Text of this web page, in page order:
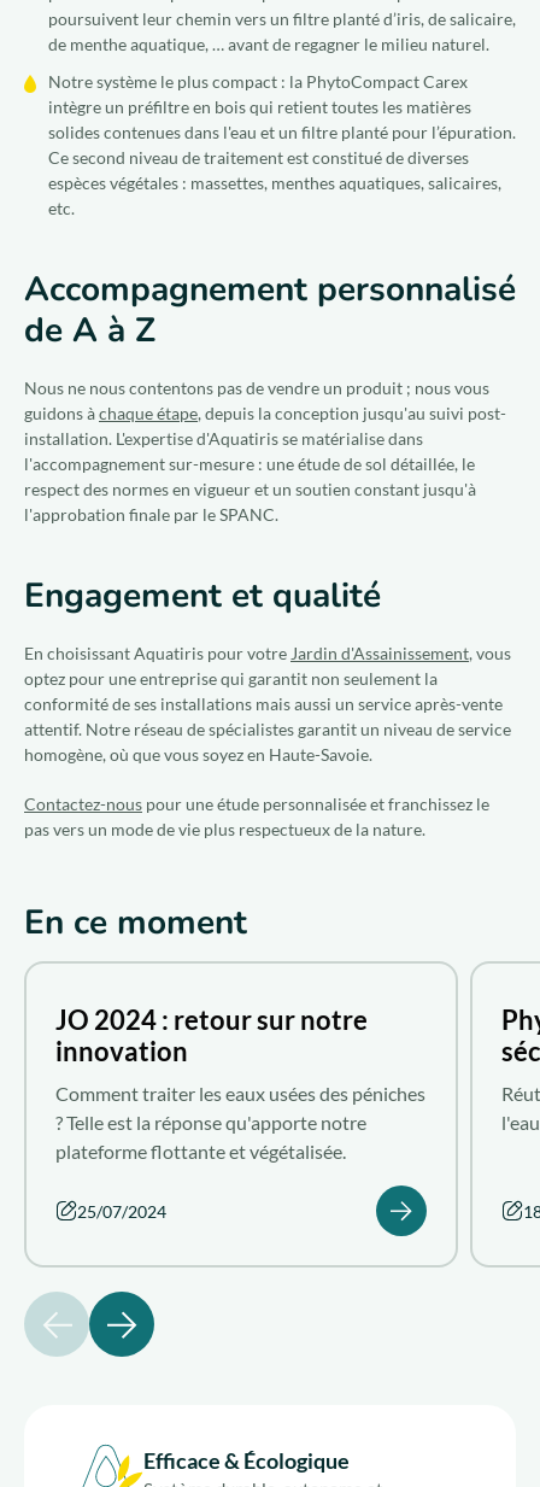
poursuivent leur chemin vers un filtre planté d’iris, de salicaire,
de menthe aquatique, … avant de regagner le milieu naturel.
Notre système le plus compact : la PhytoCompact Carex
intègre un préfiltre en bois qui retient toutes les matières
solides contenues dans l'eau et un filtre planté pour l’épuration.
Ce second niveau de traitement est constitué de diverses
espèces végétales : massettes, menthes aquatiques, salicaires,
etc.
Accompagnement personnalisé
de A à Z
Nous ne nous contentons pas de vendre un produit ; nous vous
guidons àchaque étape, depuis la conception jusqu'au suivi post-
installation. L'expertise d'Aquatiris se matérialise dans
l'accompagnement sur-mesure : une étude de sol détaillée, le
respect des normes en vigueur et un soutien constant jusqu'à
l'approbation finale par le SPANC.
Engagement et qualité
En choisissant Aquatiris pour votre Jardin d'Assainissement, vous
optez pour une entreprise qui garantit non seulement la
conformité de ses installations mais aussi un service après-vente
attentif. Notre réseau de spécialistes garantit un niveau de service
homogène, où que vous soyez en Haute-Savoie.
Contactez-nous pour une étude personnalisée et franchissez le
pas vers un mode de vie plus respectueux de la nature.
En ce moment
JO 2024 : retour sur notre
innovation
Comment traiter les eaux usées des péniches
? Telle est la réponse qu'apporte notre
plateforme flottante et végétalisée.
25/07/2024
précédentsuivant
Efficace & Écologique